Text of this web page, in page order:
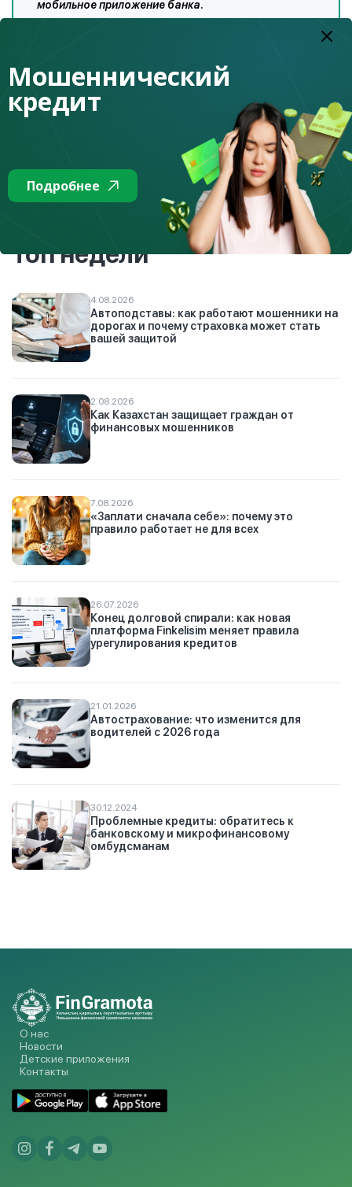
мобильное приложение банка.
Установите его на свой телефон и вы сможете за
считанные секунды выполнить нужные операции, не
открывая вкладки в браузере и не теряя времени на
загрузку интернет-страницы с личным кабинетом.
К списку
Топ недели
4.08.2026
Автоподставы: как работают мошенники на
дорогах и почему страховка может стать
вашей защитой
2.08.2026
Как Казахстан защищает граждан от
финансовых мошенников
7.08.2026
«Заплати сначала себе»: почему это
правило работает не для всех
26.07.2026
Конец долговой спирали: как новая
платформа Finkelisim меняет правила
урегулирования кредитов
21.01.2026
Автострахование: что изменится для
водителей с 2026 года
30.12.2024
Проблемные кредиты: обратитесь к
банковскому и микрофинансовому
омбудсманам
О нас
Новости
Детские приложения
Контакты
Мошеннический
кредит
Подробнее